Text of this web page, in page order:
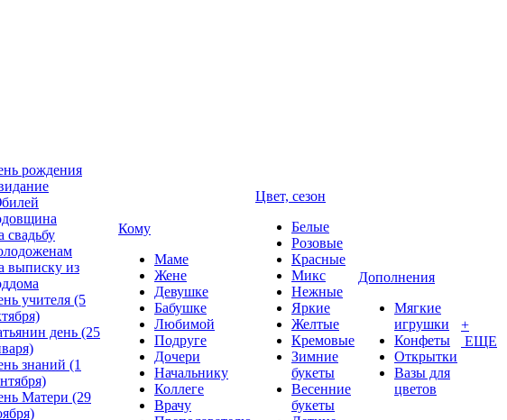
рождения
свадьбу
выписку из
учителя (5
день (25
знаний (1
Матери (29
Кому
Маме
Жене
Девушке
Бабушке
Любимой
Подруге
Дочери
Начальнику
Коллеге
Врачу
Цвет, сезон
Белые
Розовые
Красные
Микс
Нежные
Яркие
Желтые
Кремовые
Зимние
букеты
Весенние
букеты
Дополнения
Мягкие
игрушки
Конфеты
Открытки
Вазы для
цветов
+
ЕЩЕ